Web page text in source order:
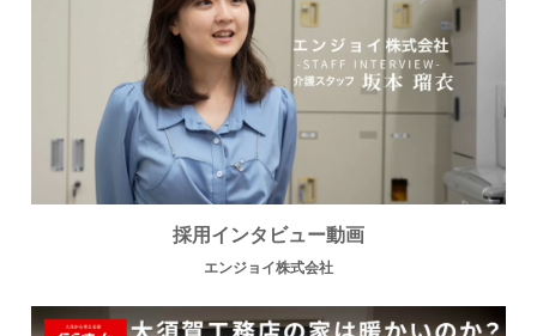
採用インタビュー動画
エンジョイ株式会社